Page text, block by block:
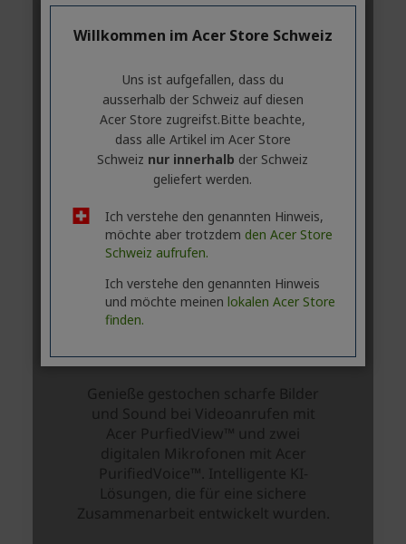
Willkommen im Acer Store Schweiz
Uns ist aufgefallen, dass du
ausserhalb ​der Schweiz auf diesen
Acer Store zugreifst.​Bitte beachte,
dass alle Artikel im Acer Store
Schweiz nur innerhalb der Schweiz
geliefert werden.
Ich verstehe den genannten Hinweis,
möchte aber trotzdem den Acer Store
Schweiz aufrufen.
Ich verstehe den genannten Hinweis
und möchte meinen lokalen Acer Store
finden.